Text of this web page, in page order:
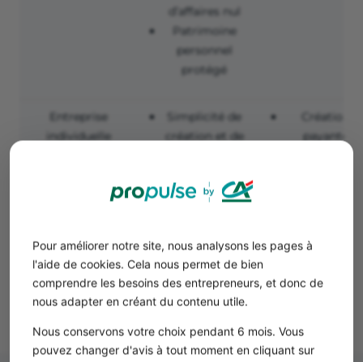
Pour améliorer notre site, nous analysons les pages à
l'aide de cookies. Cela nous permet de bien
comprendre les besoins des entrepreneurs, et donc de
nous adapter en créant du contenu utile.
Nous conservons votre choix pendant 6 mois. Vous
pouvez changer d'avis à tout moment en cliquant sur
d’affaires nul
Patrimoine
personnel
protégé
Entreprise
individuelle
Simplicité de
création et de
sociales et
Patrimoine
personnel
protégé
Création
payante